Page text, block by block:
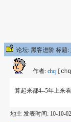
论坛: 黑客进阶 标题
作者: chq [chq]
算起来都4--5年上来
地主 发表时间: 10-10-